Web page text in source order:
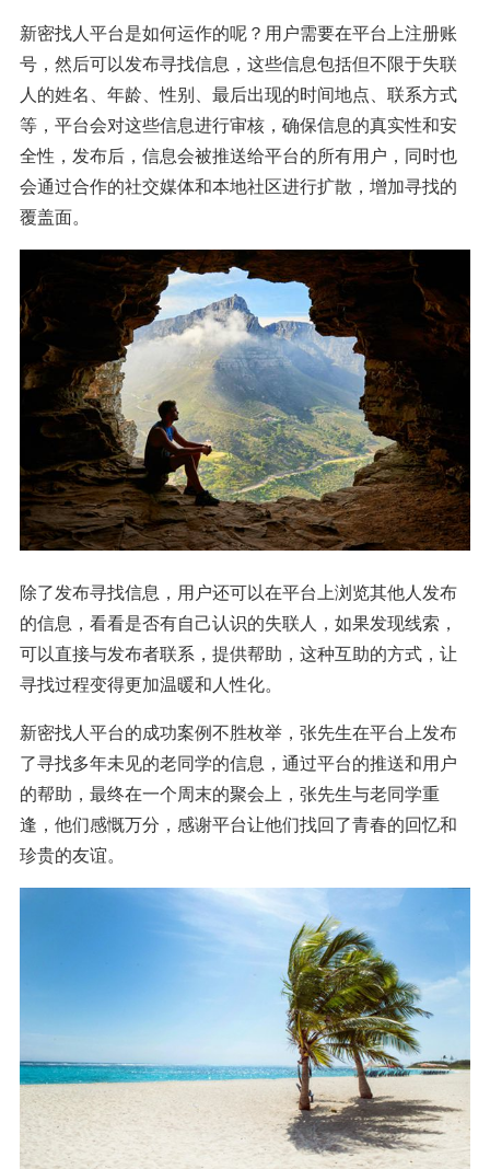
新密找人平台是如何运作的呢？用户需要在平台上注册账
号，然后可以发布寻找信息，这些信息包括但不限于失联
人的姓名、年龄、性别、最后出现的时间地点、联系方式
等，平台会对这些信息进行审核，确保信息的真实性和安
全性，发布后，信息会被推送给平台的所有用户，同时也
会通过合作的社交媒体和本地社区进行扩散，增加寻找的
覆盖面。
除了发布寻找信息，用户还可以在平台上浏览其他人发布
的信息，看看是否有自己认识的失联人，如果发现线索，
可以直接与发布者联系，提供帮助，这种互助的方式，让
寻找过程变得更加温暖和人性化。
新密找人平台的成功案例不胜枚举，张先生在平台上发布
了寻找多年未见的老同学的信息，通过平台的推送和用户
的帮助，最终在一个周末的聚会上，张先生与老同学重
逢，他们感慨万分，感谢平台让他们找回了青春的回忆和
珍贵的友谊。